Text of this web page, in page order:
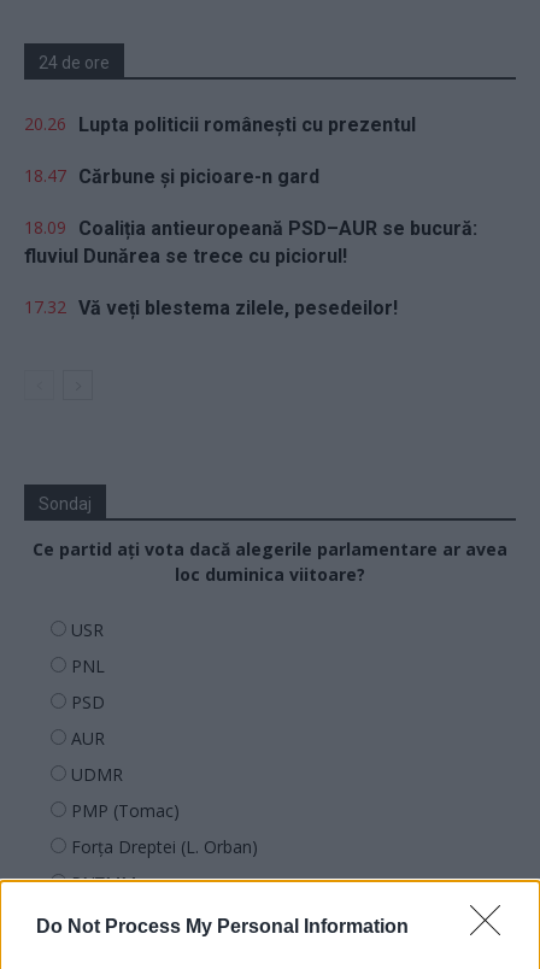
Do Not Process My Personal Information
24 de ore
20.26 Lupta politicii românești cu prezentul
18.47 Cărbune și picioare-n gard
18.09
Coaliția antieuropeană PSD–AUR se bucură:
fluviul Dunărea se trece cu piciorul!
17.32 Vă veți blestema zilele, pesedeilor!
Sondaj
Ce partid ați vota dacă alegerile parlamentare ar avea
loc duminica viitoare?
USR
PNL
PSD
AUR
UDMR
PMP (Tomac)
Forța Dreptei (L. Orban)
PNȚMM
REPER